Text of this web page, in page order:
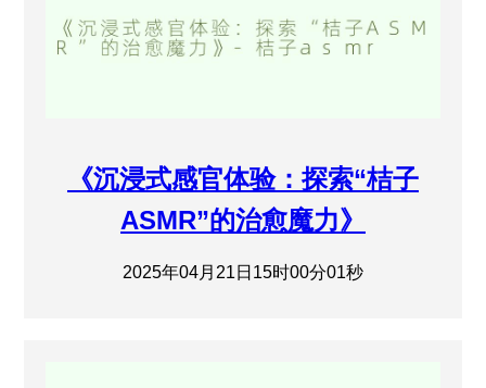
《沉浸式感官体验：探索“桔子
ASMR”的治愈魔力》
2025年04月21日15时00分01秒